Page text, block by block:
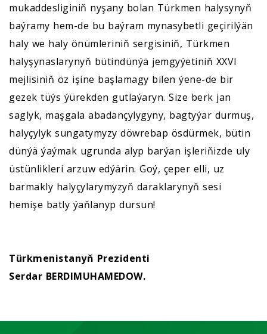
mukaddesliginiň nyşany bolan Türkmen halysynyň
baýramy hem-de bu baýram mynasybetli geçirilýän
haly we haly önümleriniň sergisiniň, Türkmen
halyşynaslarynyň bütindünýä jemgyýetiniň XXVI
mejlisiniň öz işine başlamagy bilen ýene-de bir
gezek tüýs ýürekden gutlaýaryn. Size berk jan
saglyk, maşgala abadançylygyny, bagtyýar durmuş,
halyçylyk sungatymyzy döwrebap ösdürmek, bütin
dünýä ýaýmak ugrunda alyp barýan işleriňizde uly
üstünlikleri arzuw edýärin. Goý, çeper elli, uz
barmakly halyçylarymyzyň daraklarynyň sesi
hemişe batly ýaňlanyp dursun!
Türkmenistanyň Prezidenti
Serdar BERDIMUHAMEDOW.